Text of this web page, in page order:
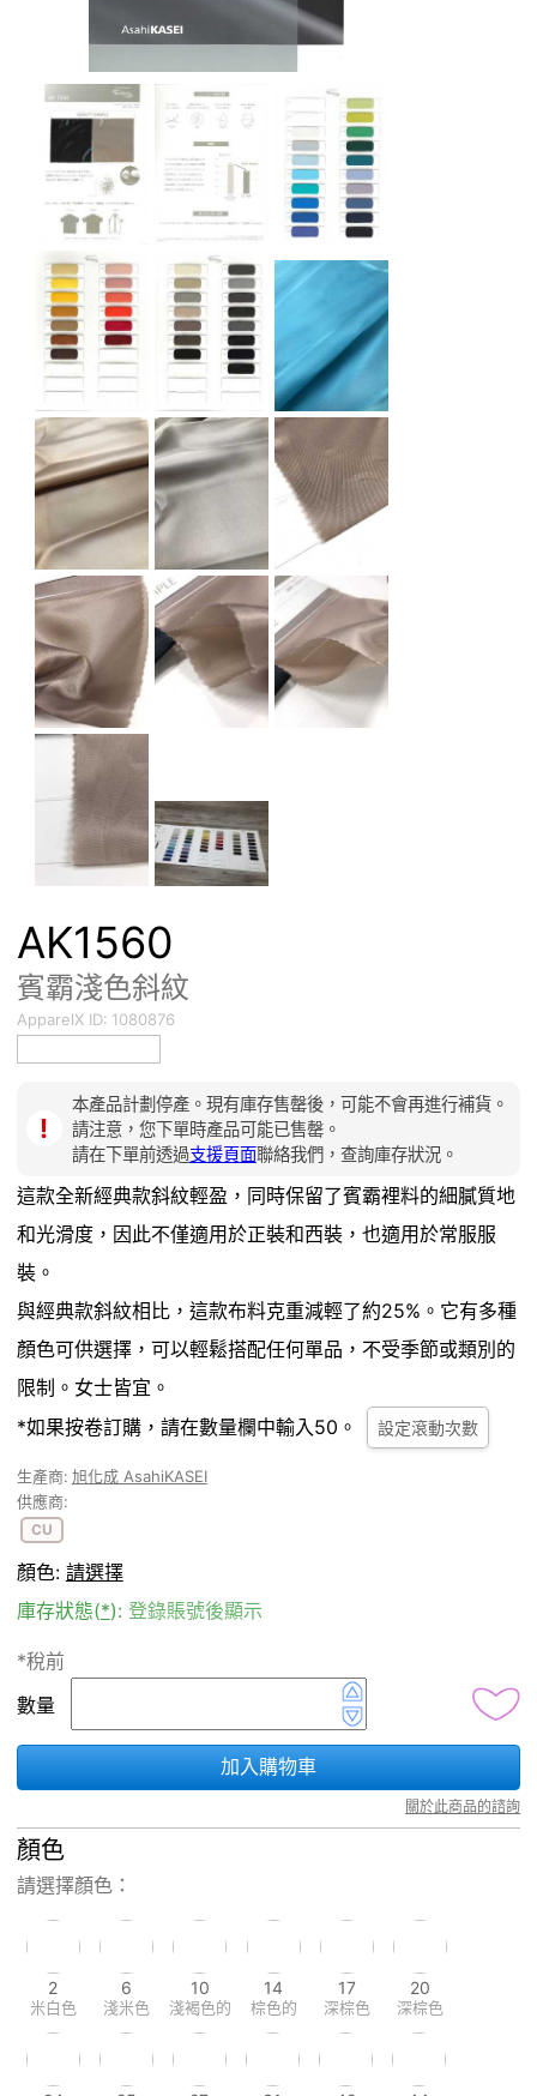
AK1560
賓霸淺色斜紋
ApparelX ID: 1080876
！
本產品計劃停產。現有庫存售罄後，可能不會再進行補貨。
請注意，您下單時產品可能已售罄。
請在下單前透過支援頁面聯絡我們，查詢庫存狀況。
這款全新經典款斜紋輕盈，同時保留了賓霸裡料的細膩質地
和光滑度，因此不僅適用於正裝和西裝，也適用於常服服
裝。
與經典款斜紋相比，這款布料克重減輕了約25%。它有多種
顏色可供選擇，可以輕鬆搭配任何單品，不受季節或類別的
限制。女士皆宜。
*如果按卷訂購，請在數量欄中輸入50。
設定滾動次數
生產商: 旭化成 AsahiKASEI
供應商:
CU
顏色: 請選擇
庫存狀態(*): 登錄賬號後顯示
*稅前
數量
加入購物車
關於此商品的諮詢
顏色
請選擇顏色：
2
米白色
6
淺米色
10
淺褐色的
14
棕色的
17
深棕色
20
深棕色